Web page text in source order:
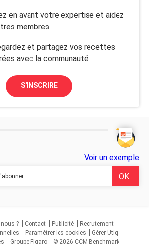
en avant votre expertise et aidez
membres
et partagez vos recettes
avec la communauté
S'INSCRIRE
Voir un exemple
?
Contact Publicité
Recrutement
Paramétrer les cookies
Gérer Utiq
Groupe Figaro © 2026 CCM Benchmark